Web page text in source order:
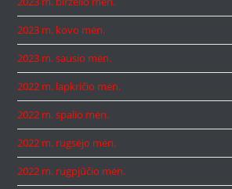
2023 m. kovo mėn.
2023 m. sausio mėn.
2022 m. lapkričio mėn.
2022 m. spalio mėn.
2022 m. rugsėjo mėn.
2022 m. rugpjūčio mėn.